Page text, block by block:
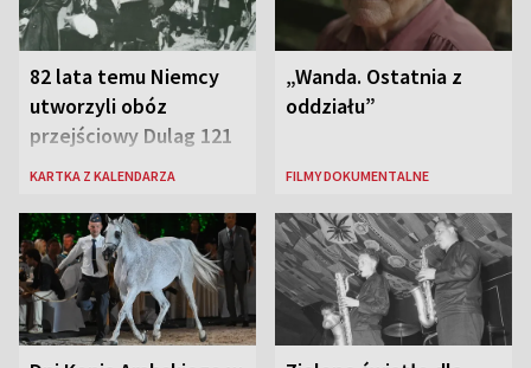
82 lata temu Niemcy
utworzyli obóz
przejściowy Dulag 121
KARTKA Z KALENDARZA
„Wanda. Ostatnia z
oddziału”
FILMY DOKUMENTALNE